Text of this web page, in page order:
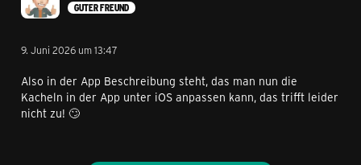
GUTER FREUND
9. Juni 2026 um 13:47
Also in der App Beschreibung steht, das man nun die
Kacheln in der App unter iOS anpassen kann, das trifft leider
nicht zu! 🙄